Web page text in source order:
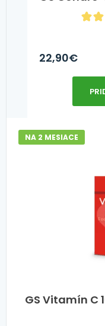
22,90€
GS Vitamín C
NA 2 MESIACE